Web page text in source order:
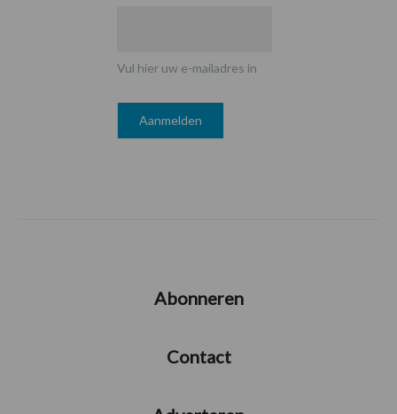
Vul hier uw e-mailadres in
Abonneren
Contact